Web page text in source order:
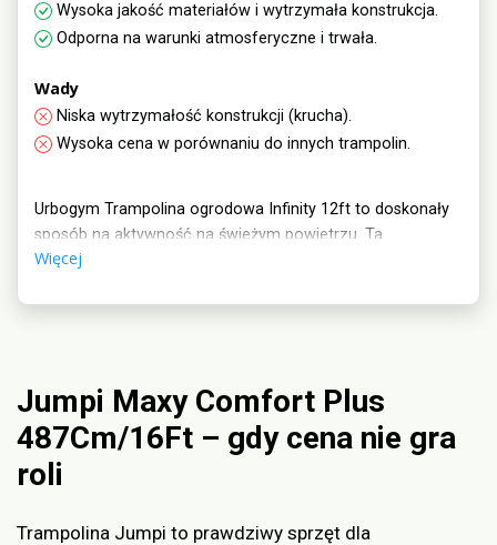
Wysoka jakość materiałów i wytrzymała konstrukcja.
Odporna na warunki atmosferyczne i trwała.
Wady
Niska wytrzymałość konstrukcji (krucha).
Wysoka cena w porównaniu do innych trampolin.
Urbogym Trampolina ogrodowa Infinity 12ft to doskonały
sposób na aktywność na świeżym powietrzu. Ta
trampolina o średnicy 12 stóp zapewnia niekończącą się
Więcej
Jumpi Maxy Comfort Plus
487Cm/16Ft – gdy cena nie gra
roli
Trampolina Jumpi to prawdziwy sprzęt dla